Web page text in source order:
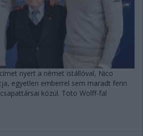
nyert a német istállóval, Nico
egyetlen emberrel sem maradt fenn
közül. Toto Wolff-fal